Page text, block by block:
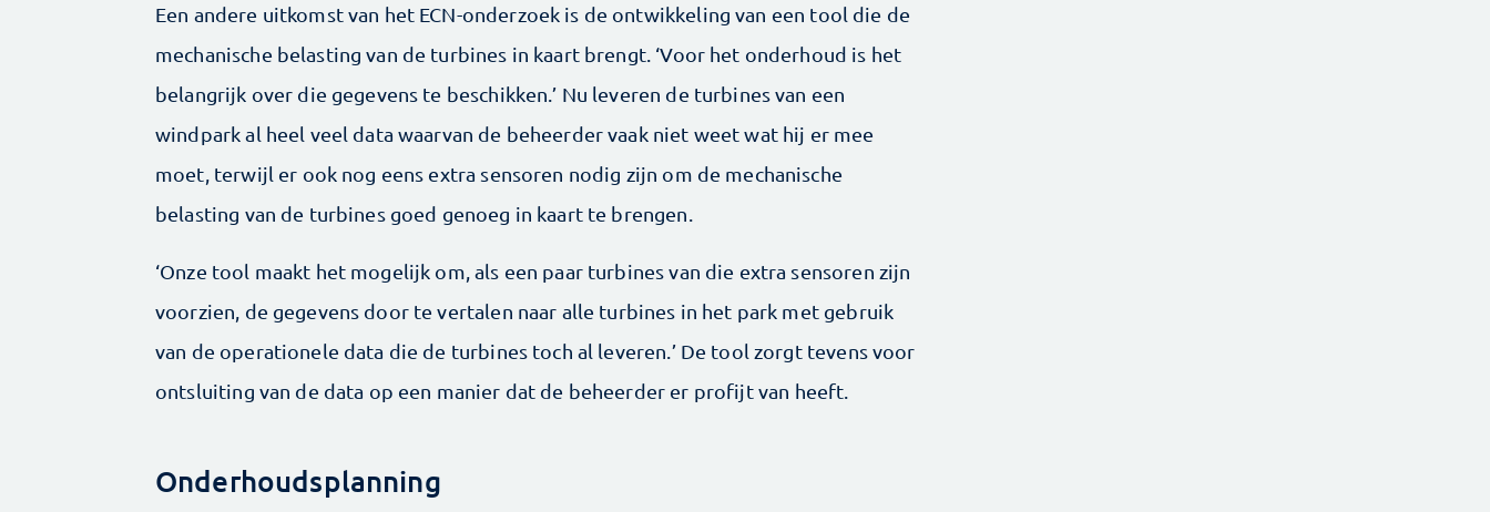
Een andere uitkomst van het ECN-onderzoek is de ontwikkeling van een tool die de
mechanische belasting van de turbines in kaart brengt. ‘Voor het onderhoud is het
belangrijk over die gegevens te beschikken.’ Nu leveren de turbines van een
windpark al heel veel data waarvan de beheerder vaak niet weet wat hij er mee
moet, terwijl er ook nog eens extra sensoren nodig zijn om de mechanische
belasting van de turbines goed genoeg in kaart te brengen.
‘Onze tool maakt het mogelijk om, als een paar turbines van die extra sensoren zijn
voorzien, de gegevens door te vertalen naar alle turbines in het park met gebruik
van de operationele data die de turbines toch al leveren.’ De tool zorgt tevens voor
ontsluiting van de data op een manier dat de beheerder er profijt van heeft.
Onderhoudsplanning